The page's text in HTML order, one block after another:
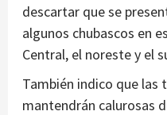
descartar que se
algunos chubascos en
Central, el noreste y el
También indico que las
mantendrán calurosas